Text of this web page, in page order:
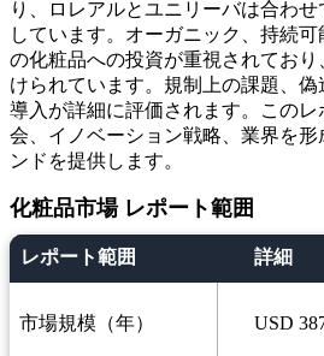
り、ロレアルとユニリーバは合わ
しています。オーガニック、持続
の化粧品への投資が重視されており
けられています。規制上の課題、
導入が詳細に評価されます。この
会、イノベーション戦略、業界を
ンドを提供します。
化粧品市場 レポート範囲
レポート範囲 詳細
市場規模（年） USD